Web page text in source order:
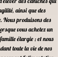
ainsi que des
Nous produisons des
vous achetez un
élargie ; et nous
toute la vie de nos